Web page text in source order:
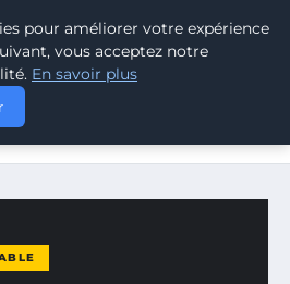
DURABLE
DE MARQUE DE
pour améliorer votre expérience
vous acceptez notre
En savoir plus